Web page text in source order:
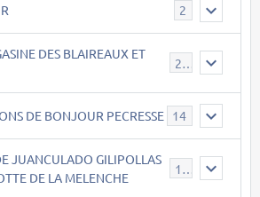
2
DES BLAIREAUX ET
21
DE BONJOUR PECRESSE 14
JUANCULADO GILIPOLLAS
DE LA MELENCHE
119